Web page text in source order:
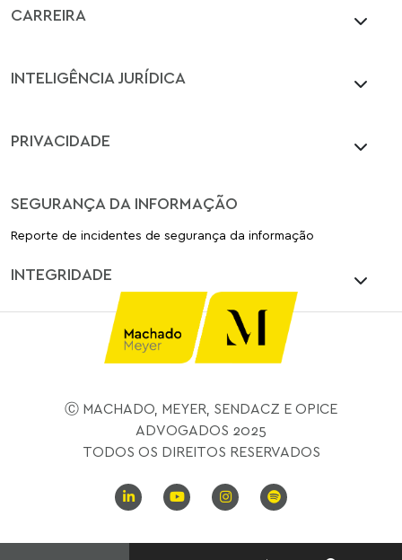
CARREIRA
INTELIGÊNCIA JURÍDICA
PRIVACIDADE
SEGURANÇA DA INFORMAÇÃO
Reporte de incidentes de segurança da informação
INTEGRIDADE
Ⓒ MACHADO, MEYER, SENDACZ E OPICE
ADVOGADOS 2025
TODOS OS DIREITOS RESERVADOS